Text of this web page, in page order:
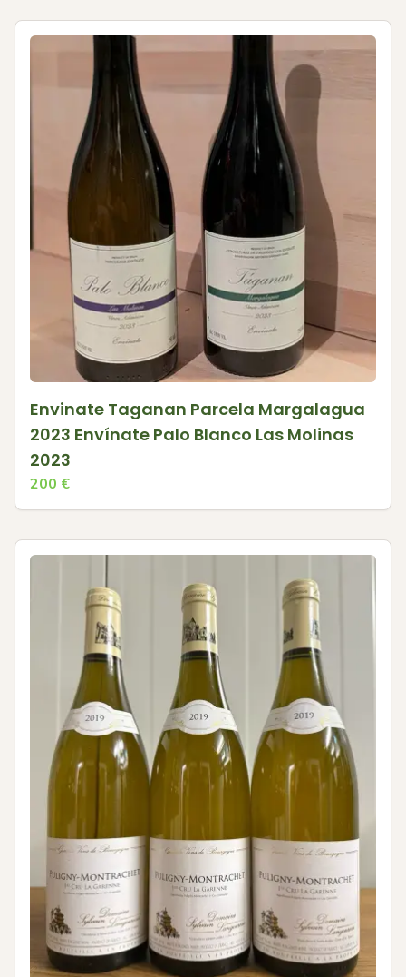
Envinate Taganan Parcela Margalagua
2023 Envínate Palo Blanco Las Molinas
2023
200 €